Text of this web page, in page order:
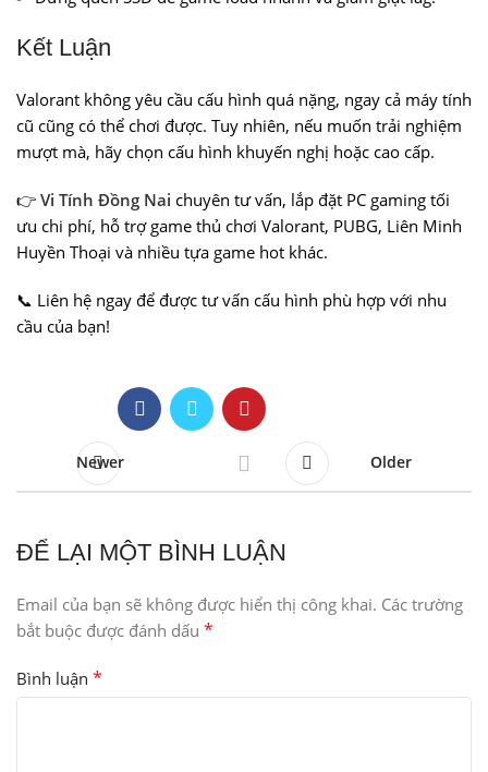
Kết Luận
Valorant không yêu cầu cấu hình quá nặng, ngay cả máy tính
cũ cũng có thể chơi được. Tuy nhiên, nếu muốn trải nghiệm
mượt mà, hãy chọn cấu hình khuyến nghị hoặc cao cấp.
👉 Vi Tính Đồng Nai chuyên tư vấn, lắp đặt PC gaming tối
ưu chi phí, hỗ trợ game thủ chơi Valorant, PUBG, Liên Minh
Huyền Thoại và nhiều tựa game hot khác.
📞 Liên hệ ngay để được tư vấn cấu hình phù hợp với nhu
cầu của bạn!
Newer Older
ĐỂ LẠI MỘT BÌNH LUẬN
Email của bạn sẽ không được hiển thị công khai. Các trường
bắt buộc được đánh dấu *
Bình luận *